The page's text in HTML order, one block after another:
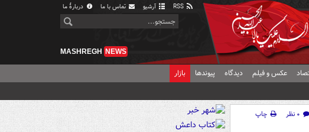
آرشیو تماس با ما دربارهٔ ما
MASHREGH NEWS
عکس و فیلم دیدگاه پیوندها بازار
۰ نظر
چاپ